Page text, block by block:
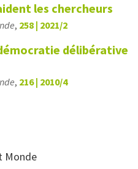
les chercheurs
, 258 | 2021/2
délibérative
, 216 | 2010/4
Monde